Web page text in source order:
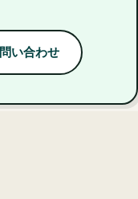
い合わせ